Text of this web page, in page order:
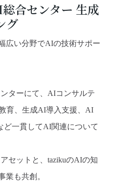
合センター 生成
グ
広い分野でAIの技術サポー
ターにて、AIコンサルテ
育、生成AI導入支援、AI
ど一貫してAI関連について
セットと、tazikuのAIの知
業も共創。